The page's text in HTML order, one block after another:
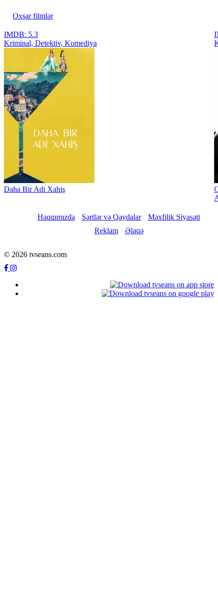
Oxşar filmlər
IMDB: 5.3
Kriminal, Detektiv, Komediya
Daha Bir Adi Xahiş
Haqqımızda Şərtlər və Qaydalar
Məxfilik Siyasəti
Reklam
Əlaqə
© 2026 tvseans.com